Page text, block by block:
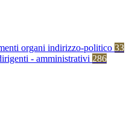
organi indirizzo-politico 33
- amministrativi 286